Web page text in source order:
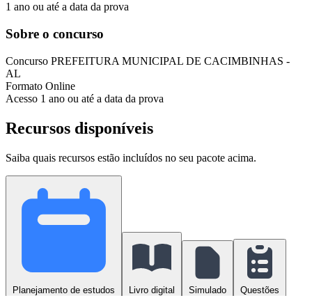
1 ano ou até a data da prova
Sobre o concurso
Concurso PREFEITURA MUNICIPAL DE CACIMBINHAS -
AL
Formato Online
Acesso 1 ano ou até a data da prova
Recursos disponíveis
Saiba quais recursos estão incluídos no seu pacote acima.
Planejamento de estudos Livro digital Simulado Questões